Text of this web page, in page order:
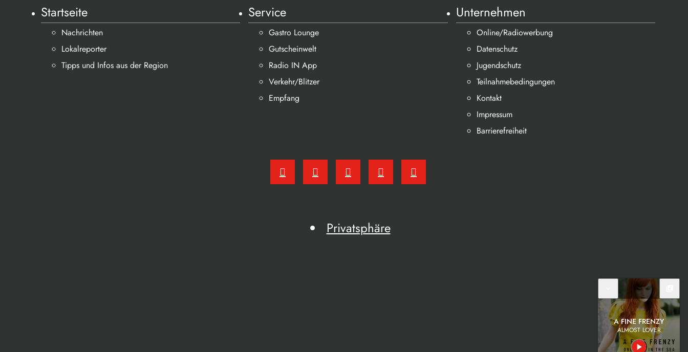
Startseite
Nachrichten
Lokalreporter
Tipps und Infos aus der Region
Service
Gastro Lounge
Gutscheinwelt
Radio IN App
Verkehr/Blitzer
Empfang
Unternehmen
Online/Radiowerbung
Datenschutz
Jugendschutz
Teilnahmebedingungen
Kontakt
Impressum
Barrierefreiheit
Privatsphäre
A FINE FRENZY
ALMOST LOVER
play_arrow